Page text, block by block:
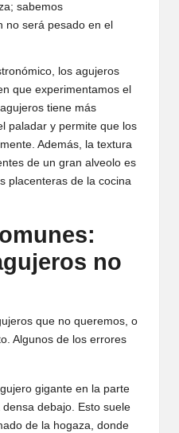
sabemos
no será pesado en el
los agujeros
que experimentamos el
tiene más
paladar y permite que los
Además, la textura
de un gran alveolo es
placenteras de la cocina
no
que no queremos, o
Algunos de los errores
gigante en la parte
debajo. Esto suele
de la hogaza, donde